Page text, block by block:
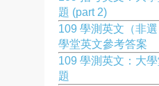
題 (part 2)
109 學測英文（非
學堂英文參考答案
109 學測英文：大
題